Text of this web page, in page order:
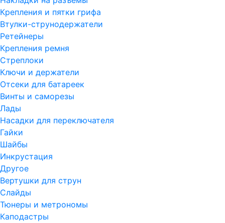
Крепления и пятки грифа
Втулки-струнодержатели
Ретейнеры
Крепления ремня
Стреплоки
Ключи и держатели
Отсеки для батареек
Винты и саморезы
Лады
Насадки для переключателя
Гайки
Шайбы
Инкрустация
Другое
Вертушки для струн
Слайды
Тюнеры и метрономы
Каподастры